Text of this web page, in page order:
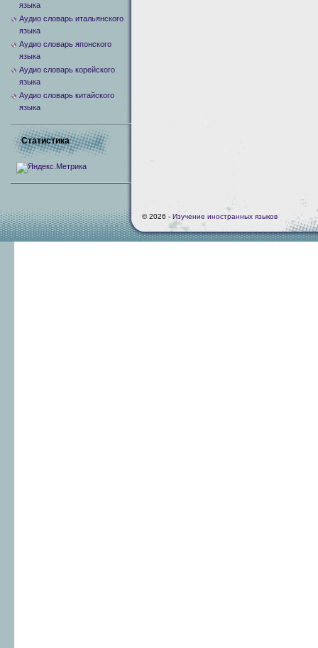
языка
Аудио словарь итальянского
языка
Аудио словарь японского
языка
Аудио словарь корейского
языка
Аудио словарь китайского
языка
Статистика
© 2026 - Изучение иностранных языков